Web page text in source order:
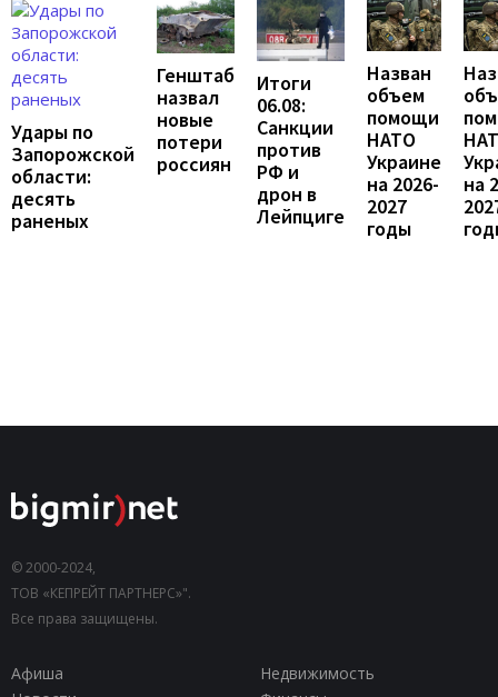
Удары по
Запорожской
области:
десять
раненых
Генштаб
назвал
новые
потери
россиян
Итоги
06.08:
Санкции
против
РФ и
дрон в
Лейпциге
Назван
объем
помощи
НАТО
Украине
на 2026-
2027
годы
на
© 2000-2024,
ТОВ «КЕПРЕЙТ ПАРТНЕРС»".
Все права защищены.
Афиша
Недвижимость